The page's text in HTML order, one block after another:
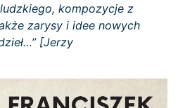
kompozycje z
zarysy i idee nowych
[Jerzy